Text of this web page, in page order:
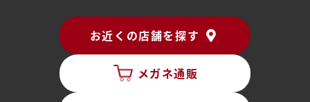
お近くの店舗を探す
メガネ通販